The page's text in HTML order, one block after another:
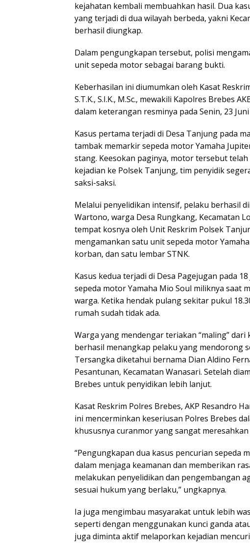
kejahatan kembali membuahkan hasil. Dua
yang terjadi di dua wilayah berbeda, yakni
berhasil diungkap.
Dalam pengungkapan tersebut, polisi
unit sepeda motor sebagai barang bukti.
Keberhasilan ini diumumkan oleh Kasat
S.T.K., S.I.K., M.Sc., mewakili Kapolres Brebes
dalam keterangan resminya pada Senin, 23 Juni
Kasus pertama terjadi di Desa Tanjung pada
tambak memarkir sepeda motor Yamaha
stang. Keesokan paginya, motor tersebut
kejadian ke Polsek Tanjung, tim penyidik
saksi-saksi.
Melalui penyelidikan intensif, pelaku berhasil
Wartono, warga Desa Rungkang, Kecamatan
tempat kosnya oleh Unit Reskrim Polsek
mengamankan satu unit sepeda motor
korban, dan satu lembar STNK.
Kasus kedua terjadi di Desa Pagejugan pada
sepeda motor Yamaha Mio Soul miliknya saat
warga. Ketika hendak pulang sekitar pukul
rumah sudah tidak ada.
Warga yang mendengar teriakan “maling”
berhasil menangkap pelaku yang mendorong
Tersangka diketahui bernama Dian Aldino
Pesantunan, Kecamatan Wanasari. Setelah
Brebes untuk penyidikan lebih lanjut.
Kasat Reskrim Polres Brebes, AKP Resandro
ini mencerminkan keseriusan Polres Brebes
khususnya curanmor yang sangat
“Pengungkapan dua kasus pencurian sepeda
dalam menjaga keamanan dan memberikan
melakukan penyelidikan dan pengembangan
sesuai hukum yang berlaku,” ungkapnya.
Ia juga mengimbau masyarakat untuk lebih
seperti dengan menggunakan kunci ganda
juga diminta aktif melaporkan kejadian